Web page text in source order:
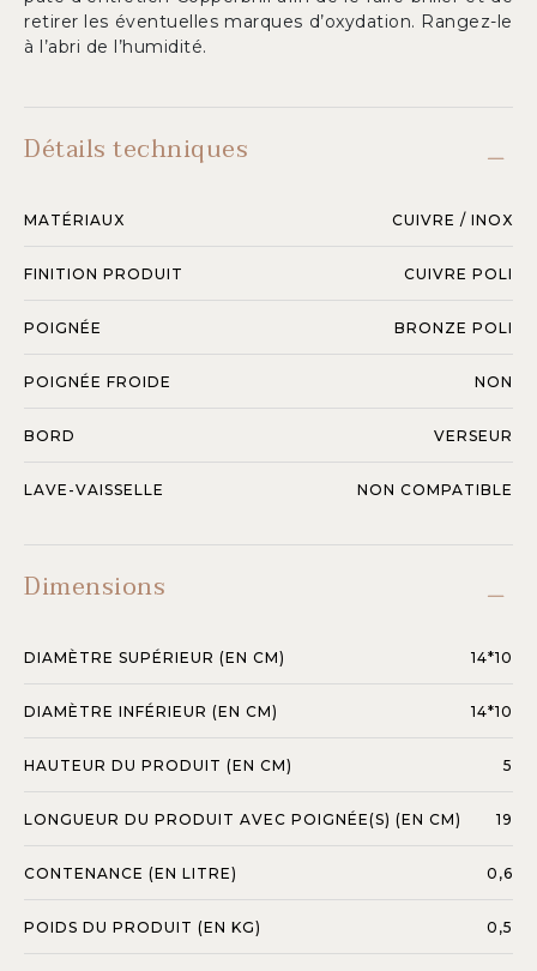
retirer les éventuelles marques d’oxydation. Rangez-le
à l’abri de l’humidité.
Détails techniques
MATÉRIAUX CUIVRE / INOX
FINITION PRODUIT CUIVRE POLI
POIGNÉE BRONZE POLI
POIGNÉE FROIDE NON
BORD VERSEUR
LAVE-VAISSELLE NON COMPATIBLE
Dimensions
DIAMÈTRE SUPÉRIEUR (EN CM) 14*10
DIAMÈTRE INFÉRIEUR (EN CM) 14*10
HAUTEUR DU PRODUIT (EN CM) 5
LONGUEUR DU PRODUIT AVEC POIGNÉE(S) (EN CM) 19
CONTENANCE (EN LITRE) 0,6
POIDS DU PRODUIT (EN KG) 0,5